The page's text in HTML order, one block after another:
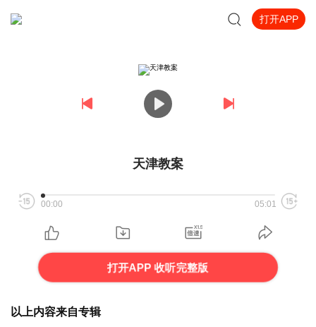
打开APP
天津教案
00:00 05:01
打开APP 收听完整版
以上内容来自专辑